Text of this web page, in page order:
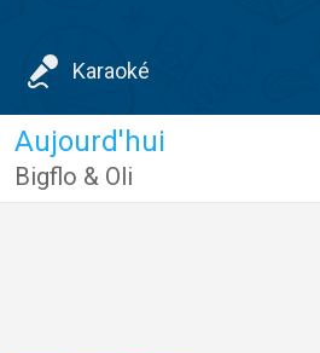
Karaoké
Aujourd'hui
Bigflo & Oli